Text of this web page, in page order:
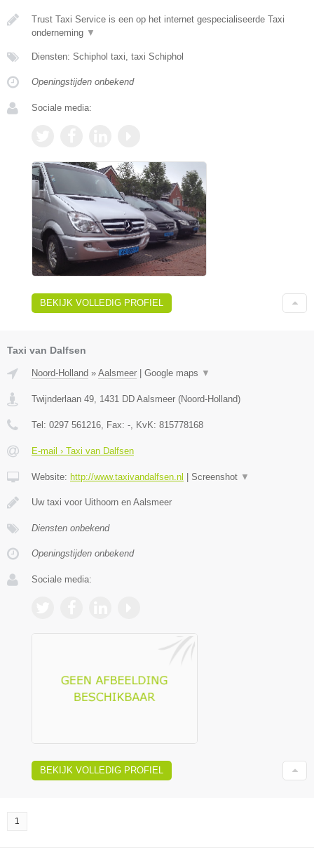
Trust Taxi Service is een op het internet gespecialiseerde Taxi
onderneming ▼
Diensten: Schiphol taxi, taxi Schiphol
Openingstijden onbekend
Sociale media:
BEKIJK VOLLEDIG PROFIEL
Taxi van Dalfsen
Noord-Holland » Aalsmeer | Google maps ▼
Twijnderlaan 49 1431 DD Aalsmeer (Noord-Holland)
Tel: 0297 561216 , Fax: - , KvK: 815778168
E-mail › Taxi van Dalfsen
Website: http://www.taxivandalfsen.nl | Screenshot ▼
Uw taxi voor Uithoorn en Aalsmeer
Diensten onbekend
Openingstijden onbekend
Sociale media:
BEKIJK VOLLEDIG PROFIEL
1